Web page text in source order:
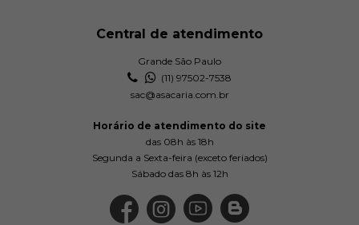
Central de atendimento
Grande São Paulo
(11) 97502-7538
sac@asacaria.com.br
Horário de atendimento do site
das 08h às 18h
Segunda a Sexta-feira (exceto feriados)
Sábado das 8h às 12h